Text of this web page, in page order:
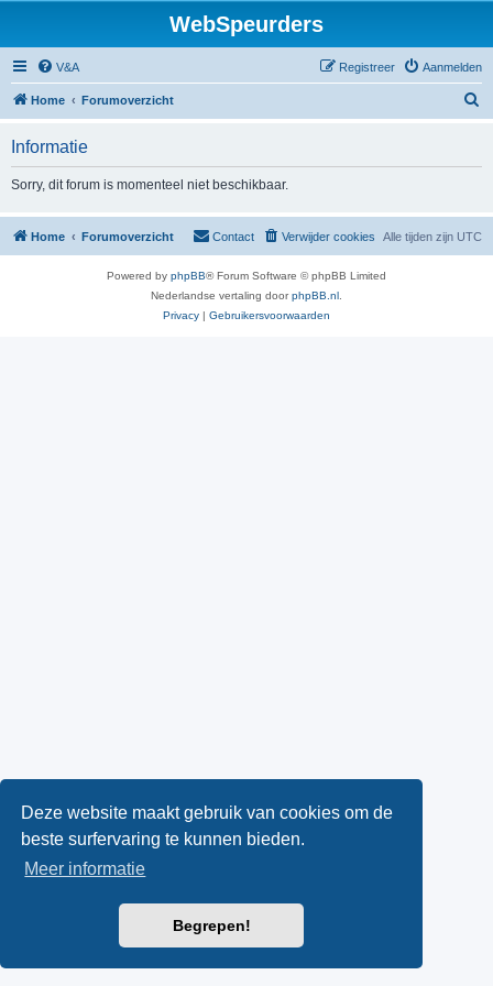
Deze website maakt gebruik van cookies om de
beste surfervaring te kunnen bieden.
Meer informatie
Begrepen!
WebSpeurders
V&A Aanmelden
Registreer
Home Forumoverzicht
Informatie
Sorry, dit forum is momenteel niet beschikbaar.
Home Forumoverzicht Alle tijden zijn UTC
Verwijder cookies
Contact
Powered by phpBB® Forum Software © phpBB Limited
Nederlandse vertaling doorphpBB.nl
Privacy | Gebruikersvoorwaarden